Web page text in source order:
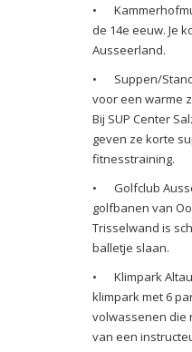
•
de 14e eeuw. Je
Ausseerland.
•
Suppen/
voor een warme
Bij SUP Center
geven ze korte
fitnesstraining.
•
Golfclub
golfbanen van
Trisselwand is
balletje slaan.
•
Klimpark
klimpark met 6
volwassenen die
van een